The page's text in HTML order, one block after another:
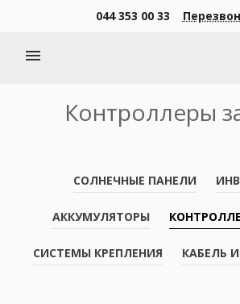
044 353 00 33
menu
Контроллеры
СОЛНЕЧНЫЕ ПАНЕЛИ
АККУМУЛЯТОРЫ
СИСТЕМЫ КРЕПЛЕНИЯ КАБЕЛЬ